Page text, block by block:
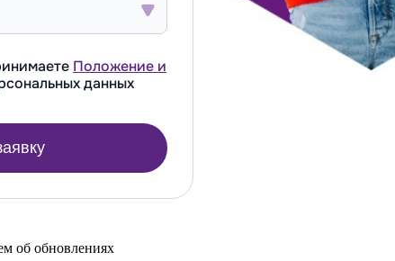
Положение и
данных
об обновлениях